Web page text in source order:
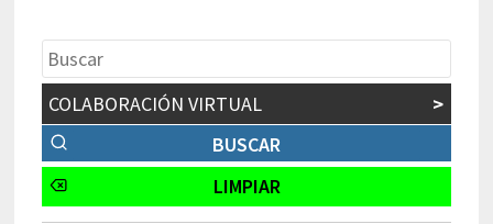
COLABORACIÓN VIRTUAL >